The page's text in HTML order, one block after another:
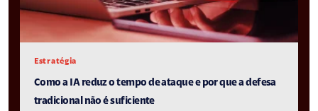
Estratégia
Como a IA reduz o tempo de ataque e por que a defesa
tradicional não é suficiente